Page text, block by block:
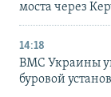
моста через
14:18
ВМС Украины
буровой